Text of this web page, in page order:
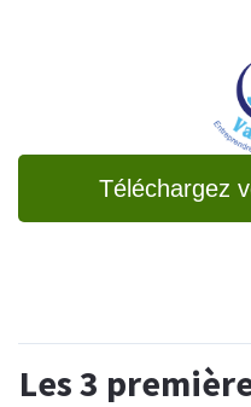
Téléchargez
Les 3